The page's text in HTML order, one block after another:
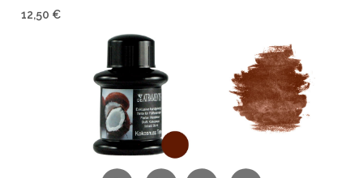
12,50 €